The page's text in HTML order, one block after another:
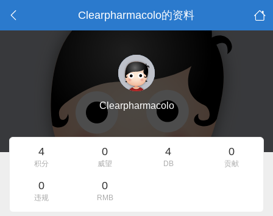
Clearpharmacolo的资料
Clearpharmacolo
4
积分
0
威望
4
DB
0
贡献
0
违规
0
RMB